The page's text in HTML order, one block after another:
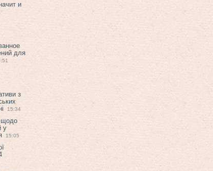
и
для
з
15:34
щодо
у
15:05